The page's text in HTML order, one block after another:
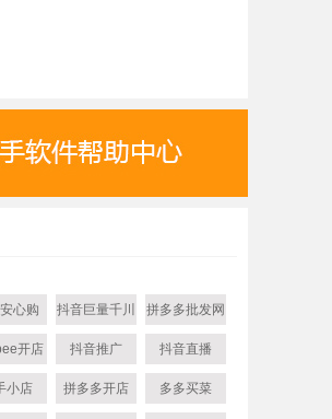
心购 抖音巨量千川 拼多多批发网
开店 抖音推广 抖音直播
小店 拼多多开店 多多买菜